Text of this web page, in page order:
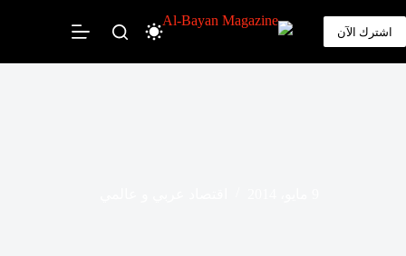
إلى
المحتوى
اشترك الآن